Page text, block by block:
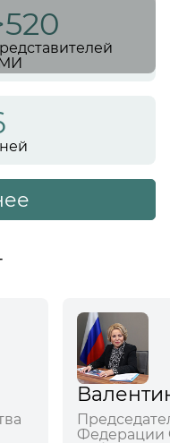
Федерации